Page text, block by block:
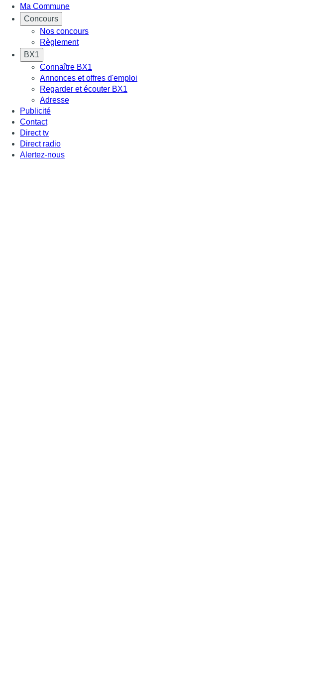
Ma Commune
Concours
Nos concours
Règlement
BX1
Connaître BX1
Annonces et offres d'emploi
Regarder et écouter BX1
Adresse
Publicité
Contact
Direct tv
Direct radio
Alertez-nous